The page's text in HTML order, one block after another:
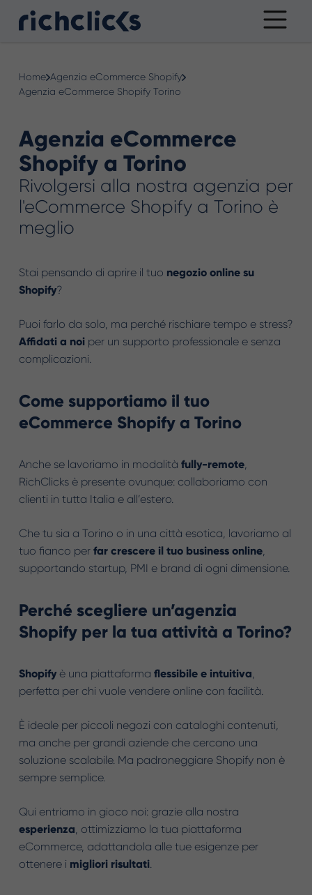
Home Agenzia eCommerce Shopify
Agenzia eCommerce Shopify Torino
Agenzia eCommerce
Shopify a Torino
Rivolgersi alla nostra agenzia per
l'eCommerce Shopify a Torino è
meglio
Stai pensando di aprire il tuo negozio online su
Shopify?
Puoi farlo da solo, ma perché rischiare tempo e stress?
Affidati a noiper un supporto professionale e senza
complicazioni.
Come supportiamo il tuo
eCommerce Shopify a Torino
Anche se lavoriamo in modalità fully-remote,
RichClicks è presente ovunque: collaboriamo con
clienti in tutta Italia e all’estero.
Che tu sia a Torino o in una città esotica, lavoriamo al
tuo fianco per far crescere il tuo business online,
supportando startup, PMI e brand di ogni dimensione.
Perché scegliere un’agenzia
Shopify per la tua attività a Torino?
Shopifyè una piattaforma flessibile e intuitiva,
perfetta per chi vuole vendere online con facilità.
È ideale per piccoli negozi con cataloghi contenuti,
ma anche per grandi aziende che cercano una
soluzione scalabile. Ma padroneggiare Shopify non è
sempre semplice.
Qui entriamo in gioco noi: grazie alla nostra
esperienza, ottimizziamo la tua piattaforma
eCommerce, adattandola alle tue esigenze per
ottenere i migliori risultati.